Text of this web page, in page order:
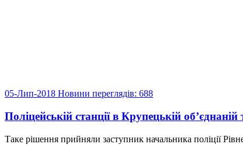
05-Лип-2018 Новини переглядів: 688
Поліцейській станції в Крупецькій
Таке рішення прийняли заступник начальника поліції